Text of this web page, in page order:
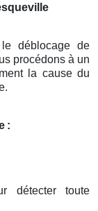
déblocage de
procédons à un
la cause du
:
détecter toute